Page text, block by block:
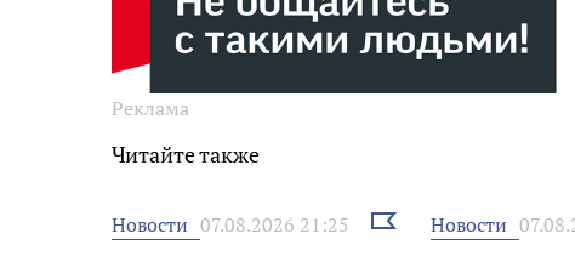
Реклама
Читайте также
Новости 07.08.2026 21:25
Выбрать
новость
Новости